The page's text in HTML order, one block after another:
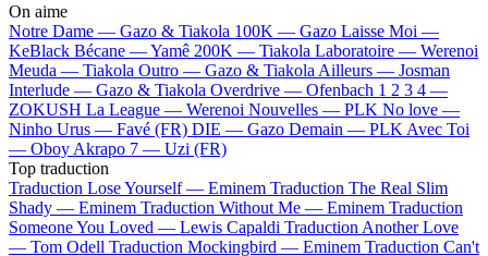
On aime
Notre Dame — Gazo & Tiakola 100K — Gazo Laisse Moi —
KeBlack Bécane —Yamê 200K — Tiakola Laboratoire — Werenoi
Meuda — Tiakola Outro — Gazo & Tiakola Ailleurs — Josman
Interlude — Gazo & Tiakola Overdrive — Ofenbach 1 2 3 4 —
ZOKUSH La League — Werenoi Nouvelles — PLK No love —
Ninho Urus — Favé (FR) DIE — Gazo Demain — PLK Avec Toi
— Oboy Akrapo 7 — Uzi (FR)
Top traduction
Traduction Lose Yourself — Eminem Traduction The Real Slim
Shady — Eminem Traduction Without Me — Eminem Traduction
Someone You Loved — Lewis Capaldi Traduction Another Love
— Tom Odell Traduction Mockingbird — Eminem Traduction Can't